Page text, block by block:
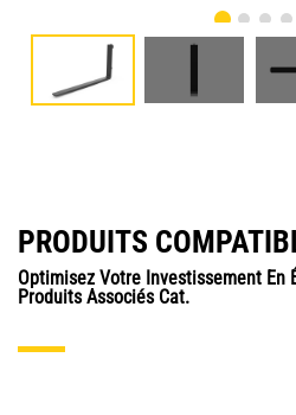
PRODUITS
Optimisez Votre Investissement En
Produits Associés Cat.